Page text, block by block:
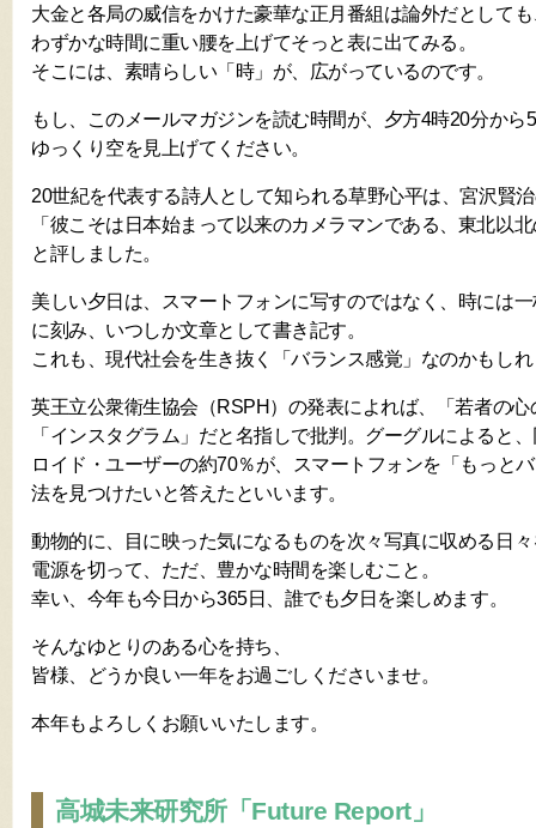
大金と各局の威信をかけた豪華な正月番組は論外だとして
わずかな時間に重い腰を上げてそっと表に出てみる。
そこには、素晴らしい「時」が、広がっているのです。
もし、このメールマガジンを読む時間が、夕方4時20分から
ゆっくり空を見上げてください。
20世紀を代表する詩人として知られる草野心平は、宮沢賢
「彼こそは日本始まって以来のカメラマンである、東北以
と評しました。
美しい夕日は、スマートフォンに写すのではなく、時には
に刻み、いつしか文章として書き記す。
これも、現代社会を生き抜く「バランス感覚」なのかもし
英王立公衆衛生協会（RSPH）の発表によれば、「若者の
「インスタグラム」だと名指しで批判。グーグルによると
ロイド・ユーザーの約70％が、スマートフォンを「もっと
法を見つけたいと答えたといいます。
動物的に、目に映った気になるものを次々写真に収める日
電源を切って、ただ、豊かな時間を楽しむこと。
幸い、今年も今日から365日、誰でも夕日を楽しめます。
そんなゆとりのある心を持ち、
皆様、どうか良い一年をお過ごしくださいませ。
本年もよろしくお願いいたします。
高城未来研究所「Future Report」